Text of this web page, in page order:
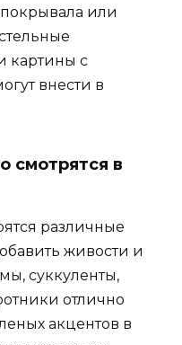
или
картины с
внести в
смотрятся в
различные
живости и
суккуленты,
отлично
акцентов в